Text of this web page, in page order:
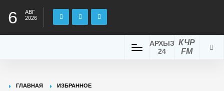
6
АВГ
2026
КЧР
FM
АРХЫЗ
24
ГЛАВНАЯ
ИЗБРАННОЕ